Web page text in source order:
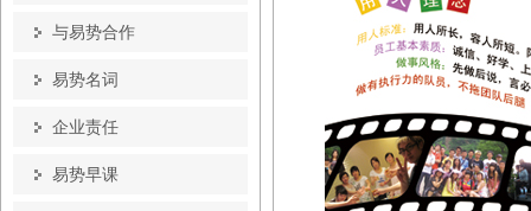
与易势合作
易势名词
企业责任
易势早课